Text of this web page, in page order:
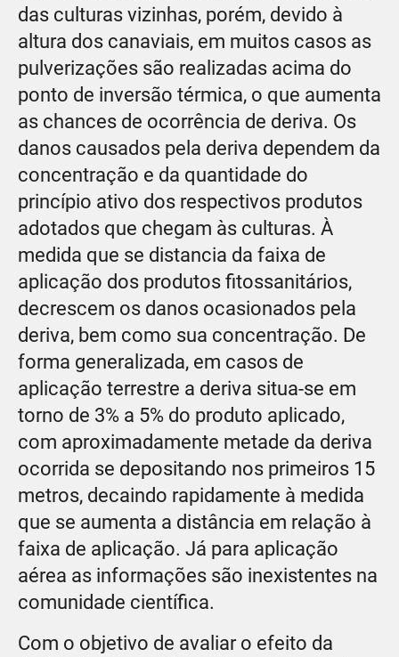
das culturas vizinhas, porém, devido à
altura dos canaviais, em muitos casos as
pulverizações são realizadas acima do
ponto de inversão térmica, o que aumenta
as chances de ocorrência de deriva. Os
danos causados pela deriva dependem da
concentração e da quantidade do
princípio ativo dos respectivos produtos
adotados que chegam às culturas. À
medida que se distancia da faixa de
aplicação dos produtos fitossanitários,
decrescem os danos ocasionados pela
deriva, bem como sua concentração. De
forma generalizada, em casos de
aplicação terrestre a deriva situa-se em
torno de 3% a 5% do produto aplicado,
com aproximadamente metade da deriva
ocorrida se depositando nos primeiros 15
metros, decaindo rapidamente à medida
que se aumenta a distância em relação à
faixa de aplicação. Já para aplicação
aérea as informações são inexistentes na
comunidade científica.
Com o objetivo de avaliar o efeito da